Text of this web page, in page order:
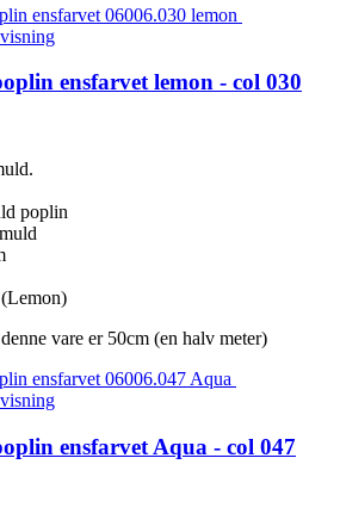
ensfarvet lemon - col 030
poplin
vare er 50cm (en halv meter)
ensfarvet Aqua - col 047